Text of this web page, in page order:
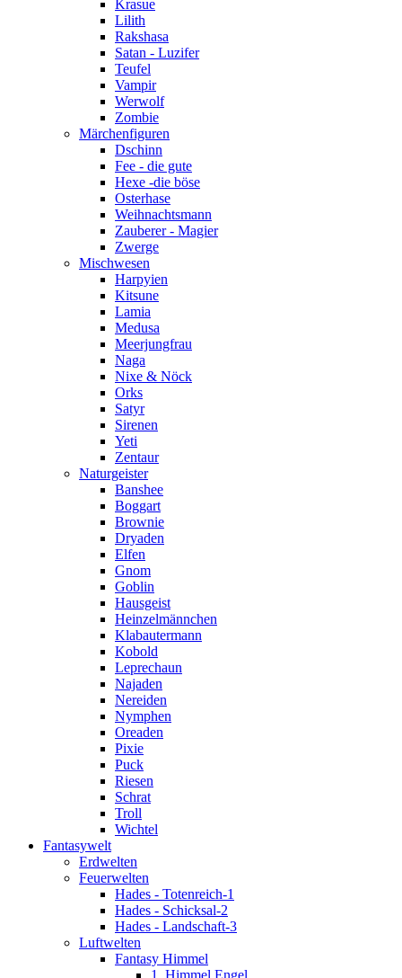
Krasue
Lilith
Rakshasa
Satan - Luzifer
Teufel
Vampir
Werwolf
Zombie
Märchenfiguren
Dschinn
Fee - die gute
Hexe -die böse
Osterhase
Weihnachtsmann
Zauberer - Magier
Zwerge
Mischwesen
Harpyien
Kitsune
Lamia
Medusa
Meerjungfrau
Naga
Nixe & Nöck
Orks
Satyr
Sirenen
Yeti
Zentaur
Naturgeister
Banshee
Boggart
Brownie
Dryaden
Elfen
Gnom
Goblin
Hausgeist
Heinzelmännchen
Klabautermann
Kobold
Leprechaun
Najaden
Nereiden
Nymphen
Oreaden
Pixie
Puck
Riesen
Schrat
Troll
Wichtel
Fantasywelt
Erdwelten
Feuerwelten
Hades - Totenreich-1
Hades - Schicksal-2
Hades - Landschaft-3
Luftwelten
Fantasy Himmel
1. Himmel Engel